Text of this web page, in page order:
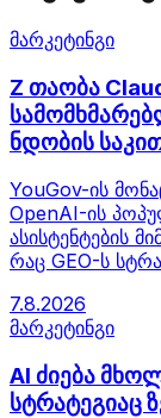
მარკეტინგი
Z თაობა
ნდობის
YouGov-ის
OpenAI-ის
ასისტენტების
რაც GEO-ს
7.8.2026
მარკეტინგი
AI ძიება
სტრატეგიაც